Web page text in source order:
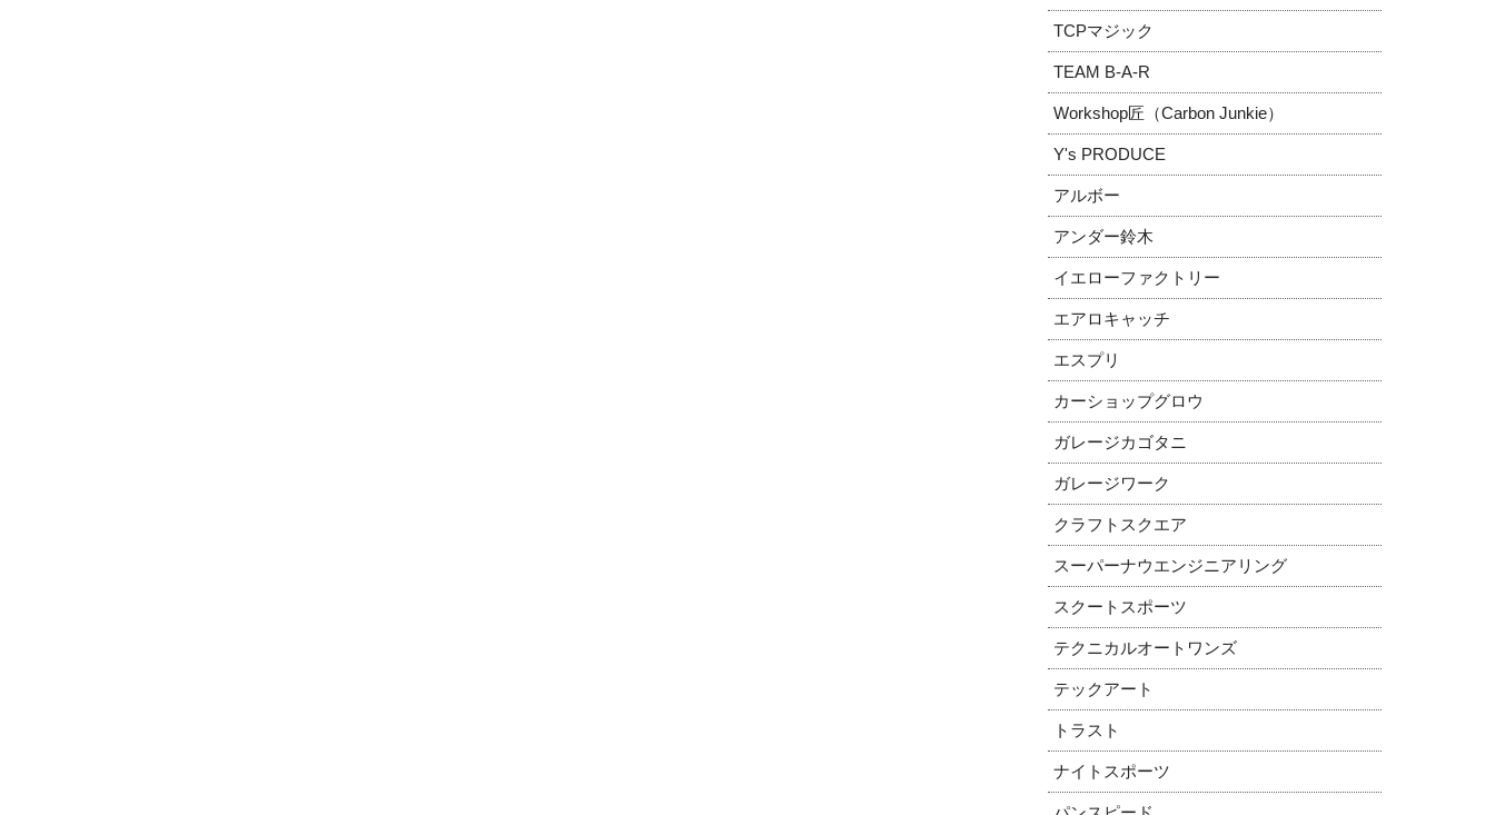
TCPマジック
TEAM B-A-R
Workshop匠（Carbon Junkie）
Y's PRODUCE
アルボー
アンダー鈴木
イエローファクトリー
エアロキャッチ
エスプリ
カーショップグロウ
ガレージカゴタニ
ガレージワーク
クラフトスクエア
スーパーナウエンジニアリング
スクートスポーツ
テクニカルオートワンズ
テックアート
トラスト
ナイトスポーツ